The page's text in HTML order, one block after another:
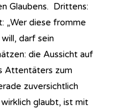
Glaubens. Drittens:
„Wer diese fromme
darf sein
die Aussicht auf
Attentäters zum
zuversichtlich
glaubt, ist mit